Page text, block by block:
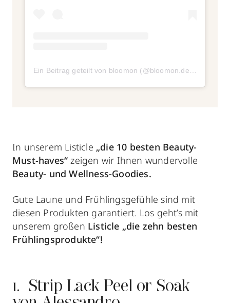
In unserem Listicle „die 10 besten Beauty-
Must-haves“ zeigen wir Ihnen wundervolle
Beauty- und Wellness-Goodies.
Gute Laune und Frühlingsgefühle sind mit
diesen Produkten garantiert. Los geht’s mit
unserem großen Listicle „die zehn besten
Frühlingsprodukte“!
1. Strip Lack Peel or Soak